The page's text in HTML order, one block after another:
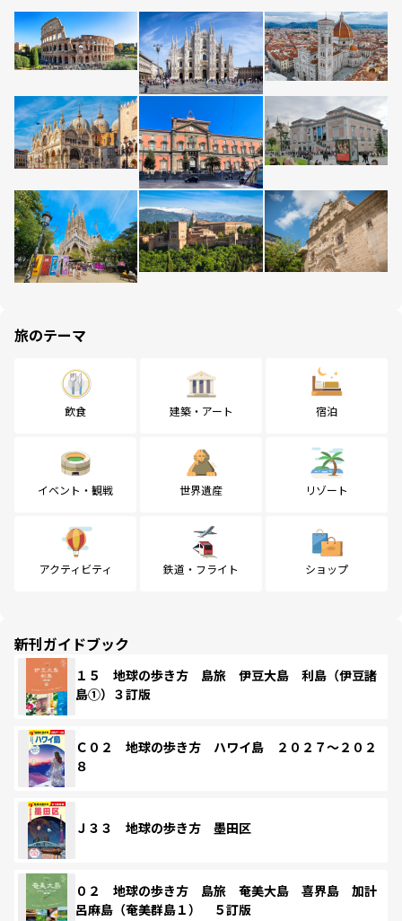
旅のテーマ
飲食 建築・アート 宿泊
イベント・観戦 世界遺産 リゾート
アクティビティ 鉄道・フライト ショップ
新刊ガイドブック
１５ 地球の歩き方 島旅 伊豆大島 利島（伊豆諸
島①）３訂版
Ｃ０２ 地球の歩き方 ハワイ島 ２０２７～２０２
８
Ｊ３３ 地球の歩き方 墨田区
０２ 地球の歩き方 島旅 奄美大島 喜界島 加計
呂麻島（奄美群島１） ５訂版